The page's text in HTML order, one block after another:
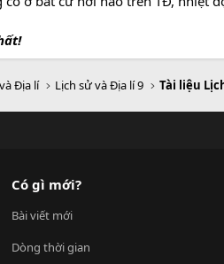
Địa lí Lịch sử và Địa lí 9 Tài liệu
Có gì mới?
Bài viết mới
Dòng thời gian